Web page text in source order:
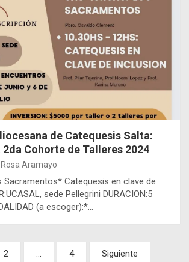
de Catequesis Salta:
Cohorte de Talleres 2024
Rosa Aramayo
Sacramentos* Catequesis en clave de
sede Pellegrini DURACION:5
(a escoger):*…
2 … 4 Siguiente